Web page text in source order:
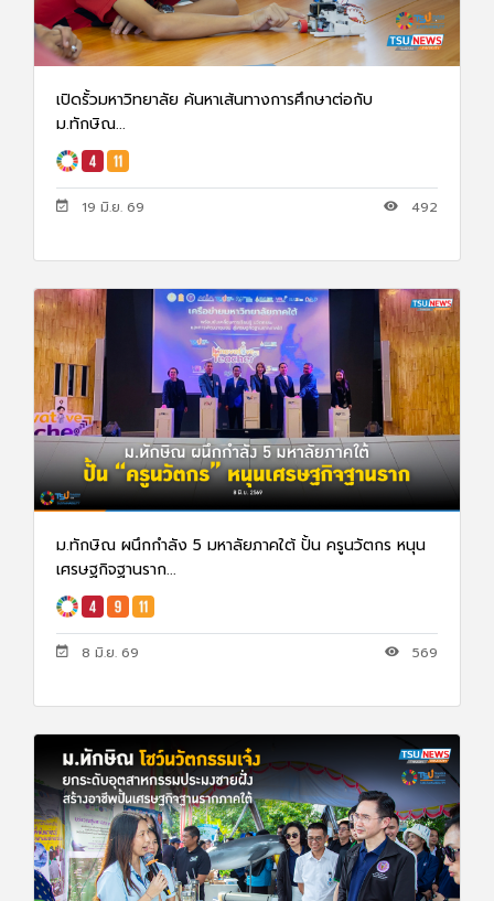
เปิดรั้วมหาวิทยาลัย ค้นหาเส้นทางการศึกษาต่อกับ
ม.ทักษิณ...
19 มิ.ย. 69 492
ม.ทักษิณ ผนึกกำลัง 5 มหาลัยภาคใต้ ปั้น ครูนวัตกร หนุน
เศรษฐกิจฐานราก...
8 มิ.ย. 69 569